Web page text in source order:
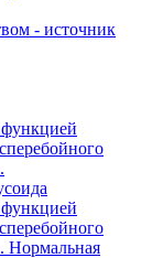
- источник
Нормальная